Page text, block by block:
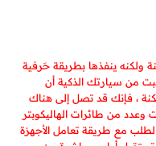
ولكنه ينفذها بطريقة حَرفية
من سيارتك الذكية أن
، فإنك قد تصل إلى هناك
من طائرات الهاليكوبتر
مع طريقة تعامل الأجهزة